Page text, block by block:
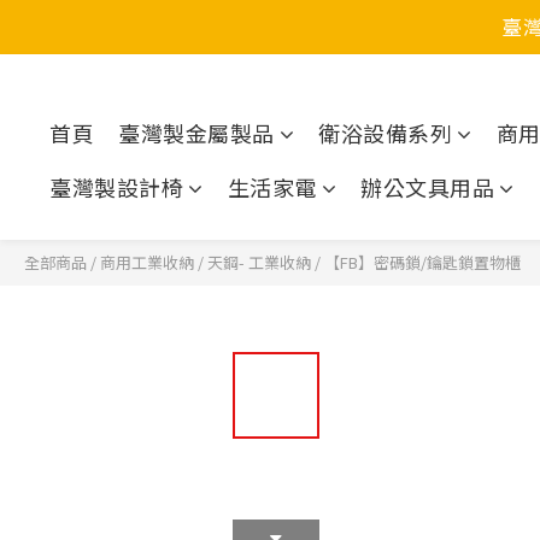
臺
首頁 臺灣製金屬製品 衛浴設備系列
商
臺灣製設計椅
生活家電 辦公文具用品
全部商品 / 商用工業收納 / 天鋼- 工業收納 / 【FB】密碼鎖/鑰匙鎖置物櫃